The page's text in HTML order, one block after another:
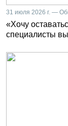
31 июля 2026 г. —
«Хочу
специалисты